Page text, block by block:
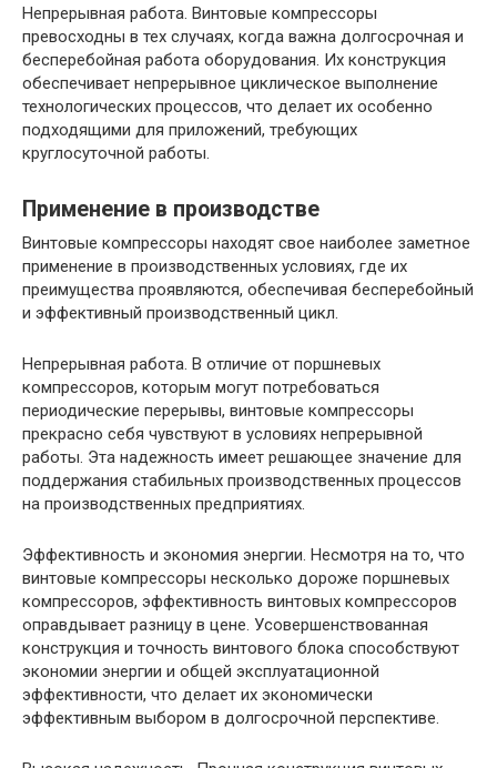
Непрерывная работа. Винтовые компрессоры
превосходны в тех случаях, когда важна долгосрочная и
бесперебойная работа оборудования. Их конструкция
обеспечивает непрерывное циклическое выполнение
технологических процессов, что делает их особенно
подходящими для приложений, требующих
круглосуточной работы.
Применение в производстве
Винтовые компрессоры находят свое наиболее заметное
применение в производственных условиях, где их
преимущества проявляются, обеспечивая бесперебойный
и эффективный производственный цикл.
Непрерывная работа. В отличие от поршневых
компрессоров, которым могут потребоваться
периодические перерывы, винтовые компрессоры
прекрасно себя чувствуют в условиях непрерывной
работы. Эта надежность имеет решающее значение для
поддержания стабильных производственных процессов
на производственных предприятиях.
Эффективность и экономия энергии. Несмотря на то, что
винтовые компрессоры несколько дороже поршневых
компрессоров, эффективность винтовых компрессоров
оправдывает разницу в цене. Усовершенствованная
конструкция и точность винтового блока способствуют
экономии энергии и общей эксплуатационной
эффективности, что делает их экономически
эффективным выбором в долгосрочной перспективе.